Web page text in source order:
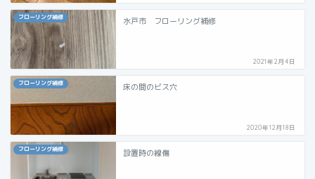
フローリング補修 水戸市 フローリング補修
2021年2月4日
フローリング補修 床の間のビス穴
2020年12月18日
フローリング補修 設置時の線傷